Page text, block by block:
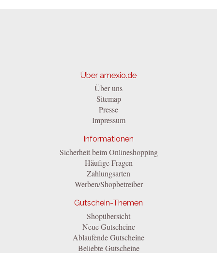
Über amexio.de
Über uns
Sitemap
Presse
Impressum
Informationen
Sicherheit beim Onlineshopping
Häufige Fragen
Zahlungsarten
Werben/Shopbetreiber
Gutschein-Themen
Shopübersicht
Neue Gutscheine
Ablaufende Gutscheine
Beliebte Gutscheine